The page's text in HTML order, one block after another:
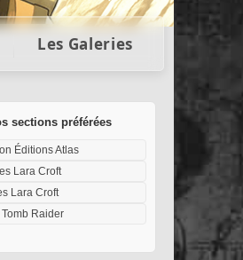
Les Galeries
sections préférées
Éditions Atlas
Lara Croft
Lara Croft
Raider